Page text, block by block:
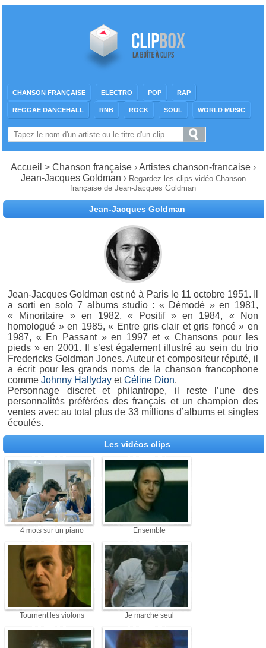
CHANSON FRANÇAISE ELECTRO POP RAP
REGGAE DANCEHALL RNB ROCK SOUL WORLD MUSIC
Accueil > Chanson française› Artistes chanson-francaise›
Jean-Jacques Goldman › Regardez les clips vidéo Chanson
française de Jean-Jacques Goldman
Jean-Jacques Goldman
Jean-Jacques Goldman est né à Paris le 11 octobre 1951. Il
a sorti en solo 7 albums studio : « Démodé » en 1981,
« Minoritaire » en 1982, « Positif » en 1984, « Non
homologué » en 1985, « Entre gris clair et gris foncé » en
1987, « En Passant » en 1997 et « Chansons pour les
pieds » en 2001. Il s’est également illustré au sein du trio
Fredericks Goldman Jones. Auteur et compositeur réputé, il
a écrit pour les grands noms de la chanson francophone
commeJohnny Hallyday etCéline Dion.
Personnage discret et philantrope, il reste l’une des
personnalités préférées des français et un champion des
ventes avec au total plus de 33 millions d’albums et singles
écoulés.
Les vidéos clips
4 mots sur un piano Ensemble
Tournent les violons Je marche seul